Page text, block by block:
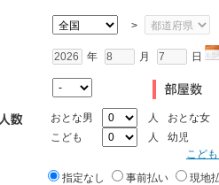
>
年 月 日
おとな男 人 おとな女
こども
人 幼児
こど
指定なし
事前払い 現地